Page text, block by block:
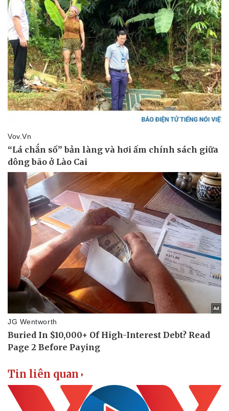
Lịch thi đấu bóng đá
Thế giới thể thao
eSports
Hậu trường
Ô tô - Xe máy
Tư vấn
Tin liên quan